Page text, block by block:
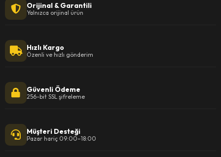
Orijinal & Garantili
Yalnızca orijinal ürün
Hızlı Kargo
Özenli ve hızlı gönderim
Güvenli Ödeme
256-bit SSL şifreleme
Müşteri Desteği
Pazar hariç 09:00–18:00